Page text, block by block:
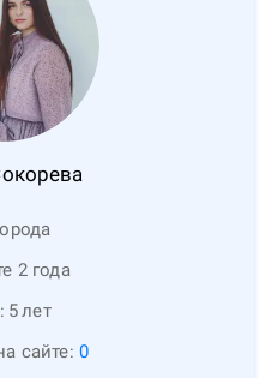
2 года
5лет
сайте: 0